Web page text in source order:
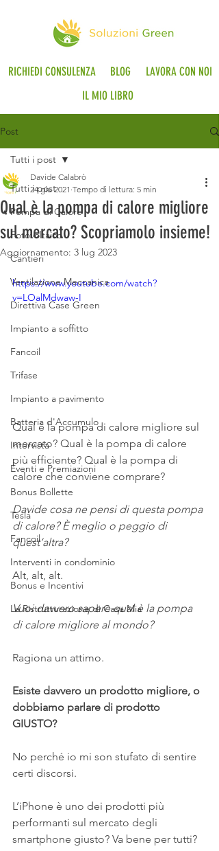
RICHIEDI CONSULENZA BLOG
LAVORA CON NOI
IL MIO LIBRO
Post
Tutti i post
Pompa di Calore
Fotovoltaico
Cantieri
Ventilazione Meccanica
Direttiva Case Green
Impianto a soffitto
Fancoil
Trifase
Impianto a pavimento
Batteria d'Accumulo
Intervista
Eventi e Premiazioni
Bonus Bollette
Tesla
Fancoil
Interventi in condominio
Bonus e Incentivi
La Ristrutturazione di Casa Mia
Tutti i post
Qual è la pompa di calore migliore
sul mercato? Scopriamolo insieme!
Davide Calabrò
24 giu 2021 Tempo di lettura: 5 min
Aggiornamento: 3 lug 2023
https://www.youtube.com/watch?
v=LOalMdwaw-I
Qual è la pompa di calore migliore sul
mercato? Qual è la pompa di calore
più efficiente? Qual è la pompa di
calore che conviene comprare?
Davide cosa ne pensi di questa pompa
di calore? È meglio o peggio di
quest’altra?
Alt, alt, alt.
Vuoi davvero sapere qual è la pompa
di calore migliore al mondo?
Ragiona un attimo.
Esiste davvero un prodotto migliore, o
dobbiamo parlare di prodotto
GIUSTO?
No perché io mi son stufato di sentire
certi discorsi.
L’iPhone è uno dei prodotti più
performanti sul mercato degli
smartphone giusto? Va bene per tutti?